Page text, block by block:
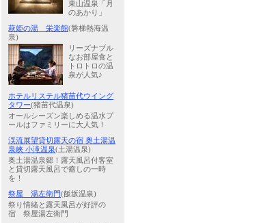
東山温泉「月
のあかり」
萩姫の湯 栄楽館(磐梯熱海温
泉)
リーズナブル
なお部屋食と
トロトロの温
泉が人気♪
ホテルリステル猪苗代ウイング
タワー(猪苗代温泉)
オールシーズン楽しめる温水プ
ールはファミリーに大人気！
渓流展望貸切露天の宿 奥土湯温
泉峡 小滝温泉(土湯温泉)
奥土湯温泉郷！露天風呂付客室
と貸切露天風呂で癒しの一時
を！
祭屋 湯左衛門(飯坂温泉)
祭り情緒と露天風呂が好評の
宿 祭屋湯左衛門